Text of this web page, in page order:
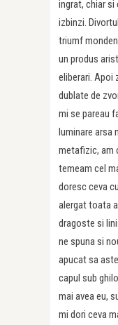
ingrat, chiar si
izbinzi.
triumf
un produs
eliberari. Apoi
dublate de
mi se pareau
luminare
metafizic, am
temeam cel
doresc ceva
alergat toata
dragoste si
ne spuna si
apucat sa
capul sub
mai avea eu,
mi dori ceva